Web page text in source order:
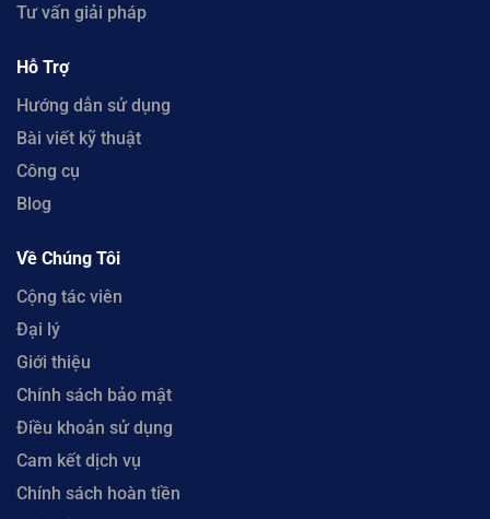
Tư vấn giải pháp
Hỗ Trợ
Hướng dẫn sử dụng
Bài viết kỹ thuật
Công cụ
Blog
Về Chúng Tôi
Cộng tác viên
Đại lý
Giới thiệu
Chính sách bảo mật
Điều khoản sử dụng
Cam kết dịch vụ
Chính sách hoàn tiền